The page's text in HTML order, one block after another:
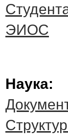
ЭИОС
Наука: